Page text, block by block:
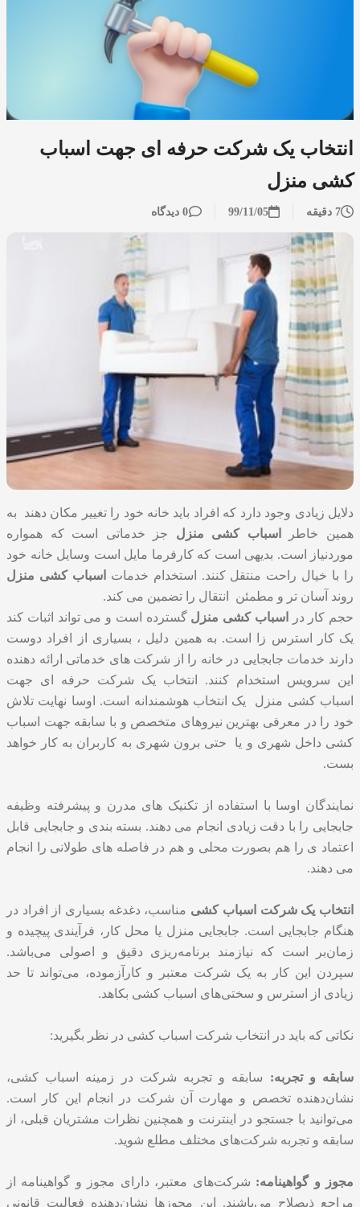
انتخاب یک شرکت حرفه ای جهت اسباب
کشی منزل
7 دقیقه 99/11/05 0 دیدگاه
دلایل زیادی وجود دارد که افراد باید خانه خود را تغییر مکان دهند به
همین خاطر
اسباب کشی منزل جز خدماتی است که همواره
موردنیاز است. بدیهی است که کارفرما مایل است وسایل خانه خود
را با خیال راحت منتقل کنند. استخدام خدمات
اسباب کشی منزل
روند آسان تر و مطمئن انتقال را تضمین می کند.
حجم کار در
اسباب کشی منزل گسترده است و می تواند اثبات کند
یک کار استرس زا است. به همین دلیل ، بسیاری از افراد دوست
دارند خدمات جابجایی در خانه را از شرکت های خدماتی ارائه دهنده
این سرویس استخدام کنند. انتخاب یک شرکت حرفه ای جهت
اسباب کشی منزل یک انتخاب هوشمندانه است. اوسا نهایت تلاش
خود را در معرفی بهترین نیروهای متخصص و با سابقه جهت اسباب
کشی داخل شهری و یا حتی برون شهری به کاربران به کار خواهد
بست.
نمایندگان اوسا با استفاده از تکنیک های مدرن و پیشرفته وظیفه
جابجایی را با دقت زیادی انجام می دهند. بسته بندی و جابجایی قابل
اعتماد ی را هم بصورت محلی و هم در فاصله های طولانی را انجام
می دهند.
انتخاب یکشرکت اسباب کشی مناسب، دغدغه بسیاری از افراد در
هنگام جابجایی است. جابجایی منزل یا محل کار، فرآیندی پیچیده و
زمان‌بر است که نیازمند برنامه‌ریزی دقیق و اصولی می‌باشد.
سپردن این کار به یک شرکت معتبر و کارآزموده، می‌تواند تا حد
زیادی از استرس و سختی‌های اسباب کشی بکاهد.
نکاتی که باید در انتخاب شرکت اسباب کشی در نظر بگیرید:
سابقه و تجربه: سابقه و تجربه شرکت در زمینه اسباب کشی،
نشان‌دهنده تخصص و مهارت آن شرکت در انجام این کار است.
می‌توانید با جستجو در اینترنت و همچنین نظرات مشتریان قبلی، از
سابقه و تجربه شرکت‌های مختلف مطلع شوید.
مجوز و گواهینامه: شرکت‌های معتبر، دارای مجوز و گواهینامه از
مراجع ذیصلاح می‌باشند. این مجوزها نشان‌دهنده فعالیت قانونی